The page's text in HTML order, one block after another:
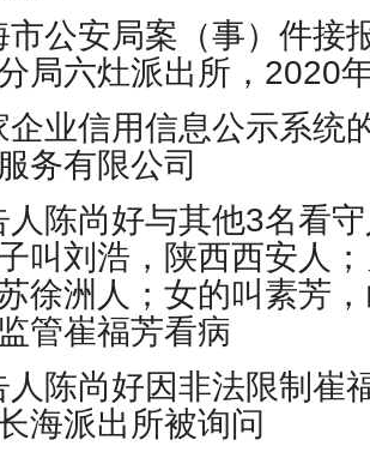
市公安局案（事）件接
局六灶派出所，2020
企业信用信息公示系
务有限公司
人陈尚好与其他3名看
叫刘浩，陕西西安人
徐洲人；女的叫素芳
管崔福芳看病
人陈尚好因非法限制崔
海派出所被询问